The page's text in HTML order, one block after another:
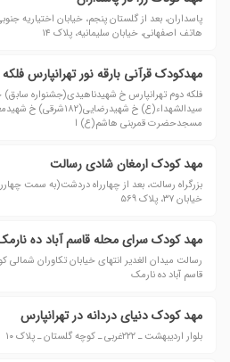
هاتف اصفهانی، خیابان سلیمانیه، پلاک ۱۴
مهدکودک قرآنی بارقه نور تهرانپارس
فلکه دوم تهرانپارس خ شهیدناهیدی(جشنواره
سیدالشهداء(ع) خ
مسجدحضرت قمربنی هاشم(ع) ا
مهد کودک ارمغان شادی رسالت
خیابان ٣٧، پلاک ٥٦٩
مهد كودک سراى محله قاسم آباد ده
رسالت میدان الغدیر انتهاى خیابان تکاوران
قاسم آباد ده نارمک
مهد کودک دنیای دردانه در تهرانپارس
بلوار اردیبهشت ـ ۲۲۲غربی ـ کوچه گلستان ـ پلاک ۱۰